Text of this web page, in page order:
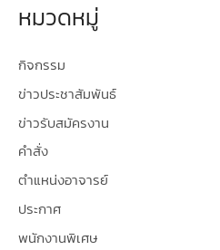
หมวดหมู่
กิจกรรม
ข่าวประชาสัมพันธ์
ข่าวรับสมัครงาน
คำสั่ง
ตำแหน่งอาจารย์
ประกาศ
พนักงานพิเศษ